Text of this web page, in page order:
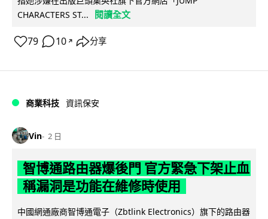
CHARACTERS ST...
閱讀全文
79 10 ↗ 分享
商業科技 資訊保安
Vin 2 日
智博通路由器爆後門 官方緊急下架止血
稱漏洞是功能在維修時使用
中國網通廠商智博通電子（Zbtlink Electronics）旗下的路由器